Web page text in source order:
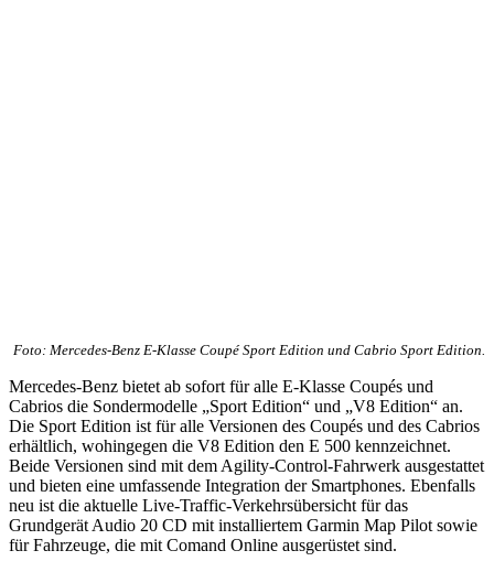
Foto: Mercedes-Benz E-Klasse Coupé Sport Edition und Cabrio Sport Edition.
Mercedes-Benz bietet ab sofort für alle E-Klasse Coupés und
Cabrios die Sondermodelle „Sport Edition“ und „V8 Edition“ an.
Die Sport Edition ist für alle Versionen des Coupés und des Cabrios
erhältlich, wohingegen die V8 Edition den E 500 kennzeichnet.
Beide Versionen sind mit dem Agility-Control-Fahrwerk ausgestattet
und bieten eine umfassende Integration der Smartphones. Ebenfalls
neu ist die aktuelle Live-Traffic-Verkehrsübersicht für das
Grundgerät Audio 20 CD mit installiertem Garmin Map Pilot sowie
für Fahrzeuge, die mit Comand Online ausgerüstet sind.